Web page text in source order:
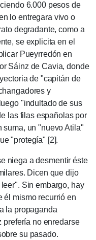
6.000 pesos de
lo entregara vivo o
degradante, como a
se explicita en el
Pueyrredón en
Sáinz de Cavia, donde
de "capitán de
y
"indultado de sus
las filas españolas por
suma, un "nuevo Atila"
"protegía" [2].
a desmentir éste
Dicen que dijo
Sin embargo, hay
él mismo recurrió en
la propaganda
prefería no enredarse
su pasado.